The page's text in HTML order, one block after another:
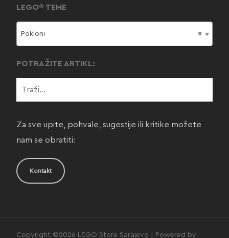
LEGO® TEME
×
Pokloni
POTRAŽITE ARTIKL:
Za sve upite, pohvale, sugestije ili kritike možete
nam se obratiti:
Kontakt
Copyright ©2026 LEGO Store Sarajevo | Powered by